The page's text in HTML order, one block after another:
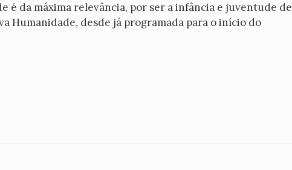
é da máxima relevância, por ser a infância e juventude de
Humanidade, desde já programada para o início do